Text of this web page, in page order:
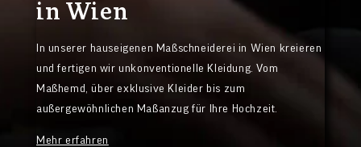
in Wien
In unserer hauseigenen Maßschneiderei in Wien kreieren
und fertigen wir unkonventionelle Kleidung. Vom
Maßhemd, über exklusive Kleider bis zum
außergewöhnlichen Maßanzug für Ihre Hochzeit.
Mehr erfahren